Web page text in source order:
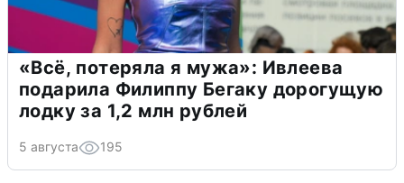
«Всё, потеряла я мужа»: Ивлеева
подарила Филиппу Бегаку дорогущую
лодку за 1,2 млн рублей
5 августа 195